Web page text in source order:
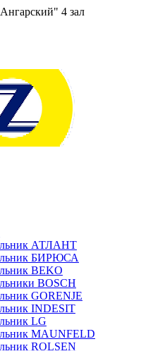
4 зал
АТЛАНТ
БИРЮСА
BEKO
BOSCH
GORENJE
INDESIT
LG
MAUNFELD
ROLSEN